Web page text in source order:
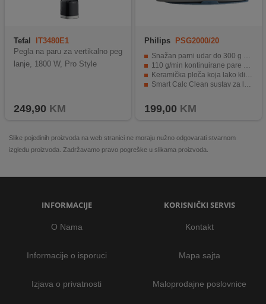
Tefal
IT3480E1
Pegla na paru za vertikalno peg
lanje, 1800 W, Pro Style
249,90 KM
Philips PSG2000/20
Snažan parni udar do 300 g za brzo uklanjanje tvrdokornih nabora
110 g/min kontinuirane pare za učinkovito glačanje
Keramička ploča koja lako klizi i otporna je na ogrebotine
Smart Calc Clean sustav za lakše uklanjanje kamenca
199,00 KM
Slike pojedinih proizvoda na web stranici ne moraju nužno odgovarati stvarnom
izgledu proizvoda. Zadržavamo pravo pogreške u slikama proizvoda.
INFORMACIJE
O Nama
Informacije o isporuci
Izjava o privatnosti
KORISNIČKI SERVIS
Kontakt
Mapa sajta
Maloprodajne poslovnice